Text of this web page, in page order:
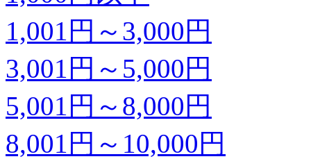
1,001円～3,000円
3,001円～5,000円
5,001円～8,000円
8,001円～10,000円